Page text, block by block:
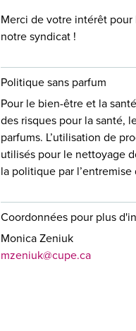
Merci de votre intérêt
notre syndicat !
Politique sans parfum
Pour le bien-être et la
des risques pour la santé,
parfums. L’utilisation de
utilisés pour le nettoyage
la politique par l’entremise
Coordonnées pour plus
Monica Zeniuk
mzeniuk@cupe.ca